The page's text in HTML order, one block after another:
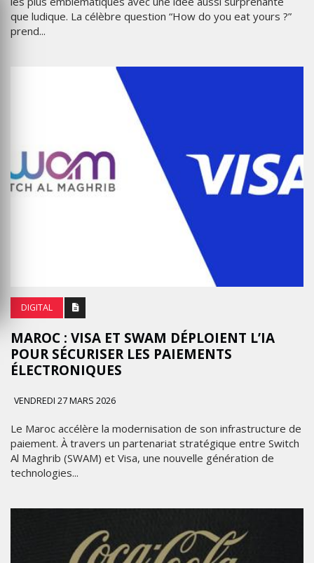
que ludique. La célèbre question “How do you eat yours ?”
prend...
DIGITAL
MAROC : VISA ET SWAM DÉPLOIENT L’IA
POUR SÉCURISER LES PAIEMENTS
ÉLECTRONIQUES
VENDREDI 27 MARS 2026
Le Maroc accélère la modernisation de son infrastructure de
paiement. À travers un partenariat stratégique entre Switch
Al Maghrib (SWAM) et Visa, une nouvelle génération de
technologies...